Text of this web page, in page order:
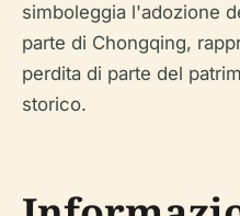
simboleggia l'adozione
parte di Chongqing,
perdita di parte del
storico.